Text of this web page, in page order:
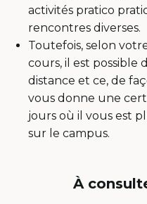
activités pratico
rencontres diverses.
Toutefois, selon
cours, il est possible
distance et ce, de
vous donne une
jours où il vous est
sur le campus.
À